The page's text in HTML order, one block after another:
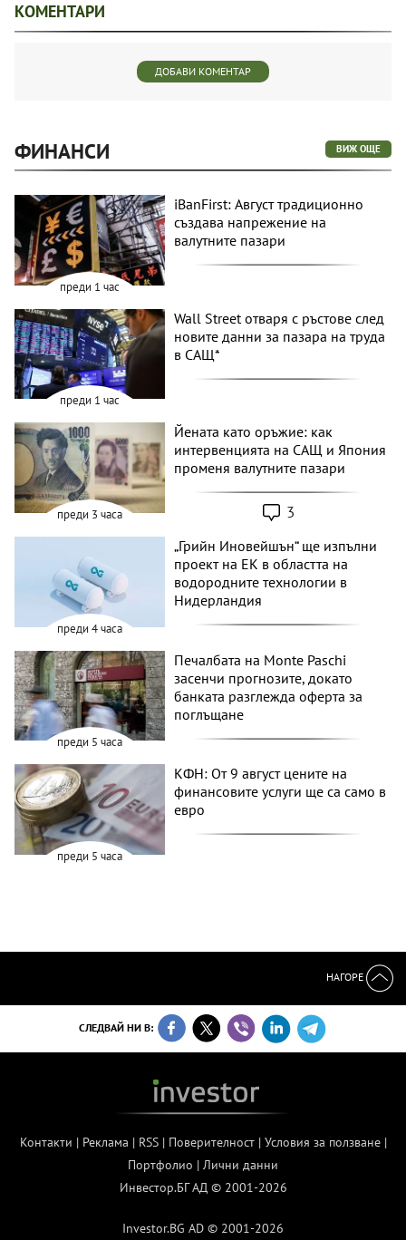
КОМЕНТАРИ
ДОБАВИ КОМЕНТАР
ФИНАНСИ ВИЖ ОЩЕ
преди 1 час
iBanFirst: Август традиционно
създава напрежение на
валутните пазари
преди 1 час
Wall Street отваря с ръстове след
новите данни за пазара на труда
в САЩ*
преди 3 часа
Йената като оръжие: как
интервенцията на САЩ и Япония
променя валутните пазари
3
преди 4 часа
„Грийн Иновейшън“ ще изпълни
проект на ЕК в областта на
водородните технологии в
Нидерландия
преди 5 часа
Печалбата на Monte Paschi
засенчи прогнозите, докато
банката разглежда оферта за
поглъщане
преди 5 часа
КФН: От 9 август цените на
финансовите услуги ще са само в
евро
НАГОРЕ
СЛЕДВАЙ НИ В:
Контакти | Реклама | RSS| Поверителност| Условия за ползване|
Портфолио | Лични данни
Инвестор.БГ АД © 2001-2026
Investor.BG AD © 2001-2026